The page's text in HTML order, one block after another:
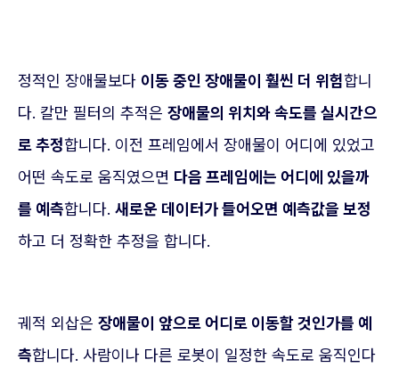
정적인 장애물보다 이동 중인 장애물이 훨씬 더 위험합니
다. 칼만 필터의 추적은 장애물의 위치와 속도를 실시간으
로 추정합니다. 이전 프레임에서 장애물이 어디에 있었고
어떤 속도로 움직였으면 다음 프레임에는 어디에 있을까
를 예측합니다. 새로운 데이터가 들어오면 예측값을 보정
하고 더 정확한 추정을 합니다.
궤적 외삽은 장애물이 앞으로 어디로 이동할 것인가를 예
측합니다. 사람이나 다른 로봇이 일정한 속도로 움직인다